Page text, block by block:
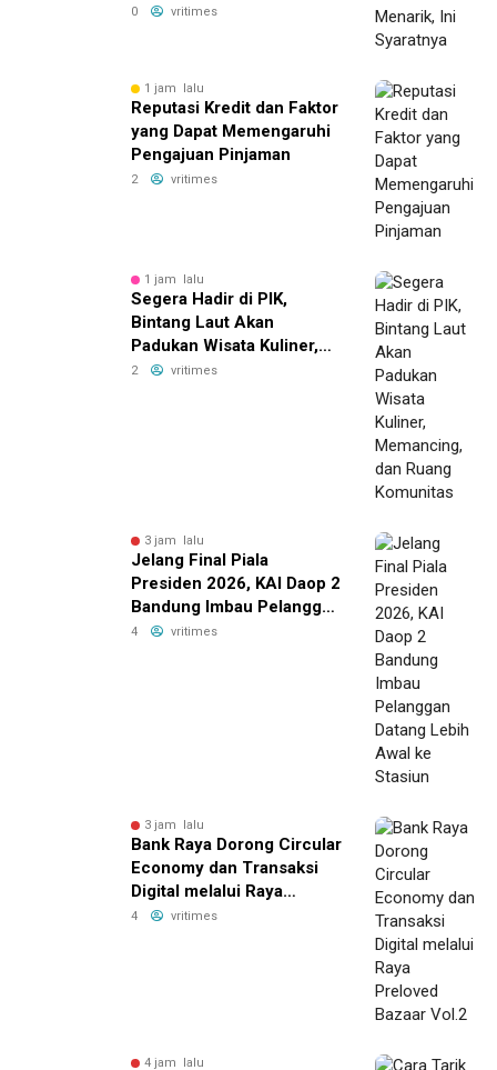
0 vritimes
1 jam lalu
Reputasi Kredit dan Faktor
yang Dapat Memengaruhi
Pengajuan Pinjaman
2 vritimes
1 jam lalu
Segera Hadir di PIK,
Bintang Laut Akan
Padukan Wisata Kuliner,
Memancing, dan Ruang
2 vritimes
3 jam lalu
Jelang Final Piala
Presiden 2026, KAI Daop 2
Bandung Imbau Pelanggan
Datang Lebih Awal ke
4 vritimes
3 jam lalu
Bank Raya Dorong Circular
Economy dan Transaksi
Digital melalui Raya
Preloved Bazaar Vol.2
4 vritimes
4 jam lalu